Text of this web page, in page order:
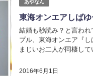
あやなん
東海オンエアしば
2016年6月1日
結婚も秒読み？と言わ
プル、東海オンエア『
まじいお二人が同棲し